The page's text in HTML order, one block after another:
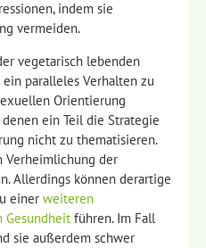
indem sie
vermeiden.
vegetarisch lebenden
paralleles Verhalten zu
Orientierung
ein Teil die Strategie
nicht zu thematisieren.
Verheimlichung der
Allerdings können derartige
einer weiteren
Gesundheit führen. Im Fall
sie außerdem schwer